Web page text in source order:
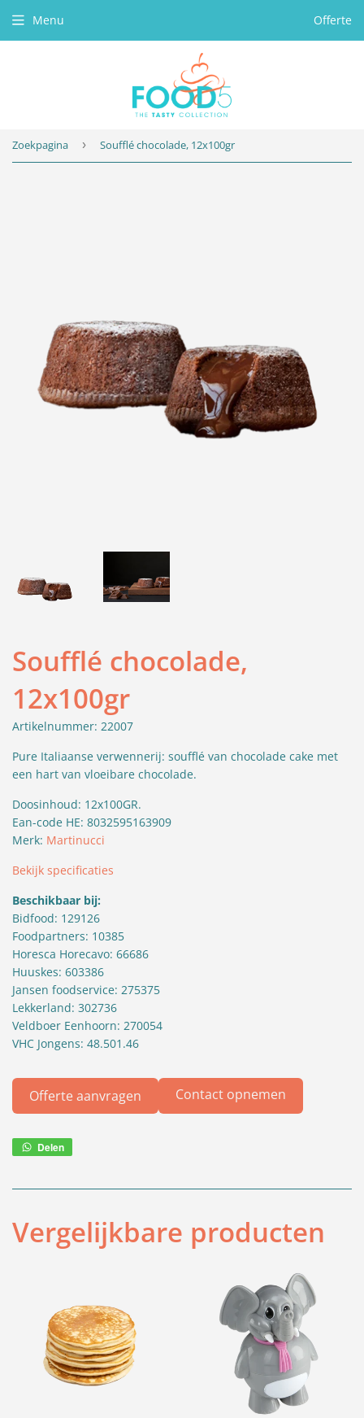
Menu Offerte
Zoekpagina › Soufflé chocolade, 12x100gr
Soufflé chocolade,
12x100gr
Artikelnummer: 22007
Pure Italiaanse verwennerij: soufflé van chocolade cake met
een hart van vloeibare chocolade.
Doosinhoud: 12x100GR.
Ean-code HE: 8032595163909
Merk: Martinucci
Bekijk specificaties
Beschikbaar bij:
Bidfood: 129126
Foodpartners: 10385
Horesca Horecavo: 66686
Huuskes: 603386
Jansen foodservice: 275375
Lekkerland: 302736
Veldboer Eenhoorn: 270054
VHC Jongens: 48.501.46
Offerte aanvragen Contact opnemen
Delen
Vergelijkbare producten